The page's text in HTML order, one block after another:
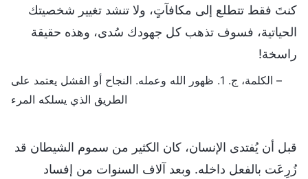
كنتَ فقط تتطلع إلى مكافآتٍ، ولا تنشد تغيير شخصيتك
الحياتية، فسوف تذهب كل جهودك سُدى، وهذه حقيقة
راسخة!
– الكلمة، ج. 1. ظهور الله وعمله. النجاح أو الفشل يعتمد على
الطريق الذي يسلكه المرء
قبل أن يُفتدى الإنسان، كان الكثير من سموم الشيطان قد
زُرِعَت بالفعل داخله. وبعد آلاف السنوات من إفساد